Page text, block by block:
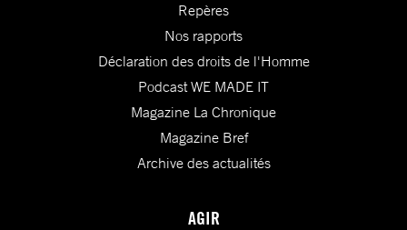
Repères
Nos rapports
Déclaration des droits de l'Homme
Podcast WE MADE IT
Magazine La Chronique
Magazine Bref
Archive des actualités
AGIR